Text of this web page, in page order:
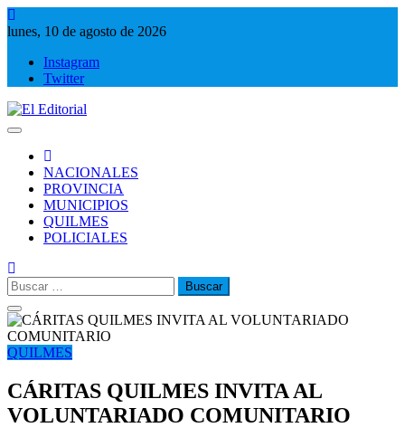
Saltar
al
lunes, 10 de agosto de 2026
Instagram
Twitter
NACIONALES
PROVINCIA
MUNICIPIOS
QUILMES
POLICIALES
Buscar:
QUILMES
CÁRITAS QUILMES INVITA AL
VOLUNTARIADO COMUNITARIO